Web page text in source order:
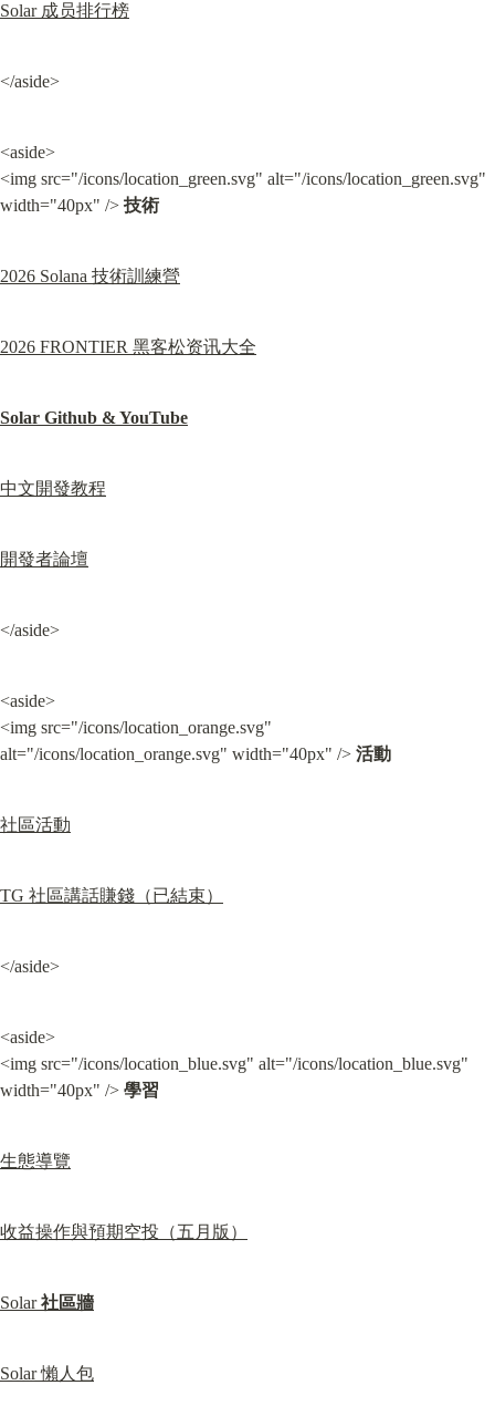
Solar 成员排行榜
</aside>
<aside>
<img src="/icons/location_green.svg" alt="/icons/location_green.svg"
width="40px" /> 技術
2026 Solana 技術訓練營
2026 FRONTIER 黑客松资讯大全
Solar Github & YouTube
中文開發教程
開發者論壇
</aside>
<aside>
<img src="/icons/location_orange.svg"
alt="/icons/location_orange.svg" width="40px" /> 活動
社區活動
TG 社區講話賺錢（已結束）
</aside>
<aside>
<img src="/icons/location_blue.svg" alt="/icons/location_blue.svg"
width="40px" /> 學習
生態導覽
收益操作與預期空投（五月版）
Solar 社區牆
Solar 懶人包